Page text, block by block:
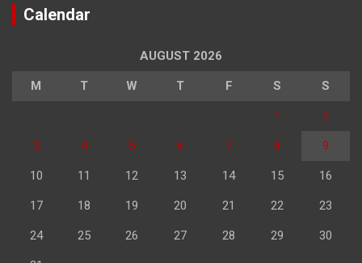
Calendar
AUGUST 2026
M T W T F S S
1 2
3 4 5 6 7 8 9
10 11 12 13 14 15 16
17 18 19 20 21 22 23
24 25 26 27 28 29 30